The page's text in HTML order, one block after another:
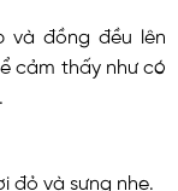
và đồng đều lên
cảm thấy như có
đỏ và sưng nhẹ.